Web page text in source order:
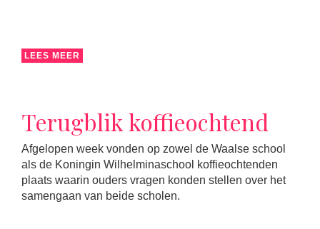
LEES MEER
Terugblik koffieochtend
Afgelopen week vonden op zowel de Waalse school
als de Koningin Wilhelminaschool koffieochtenden
plaats waarin ouders vragen konden stellen over het
samengaan van beide scholen.